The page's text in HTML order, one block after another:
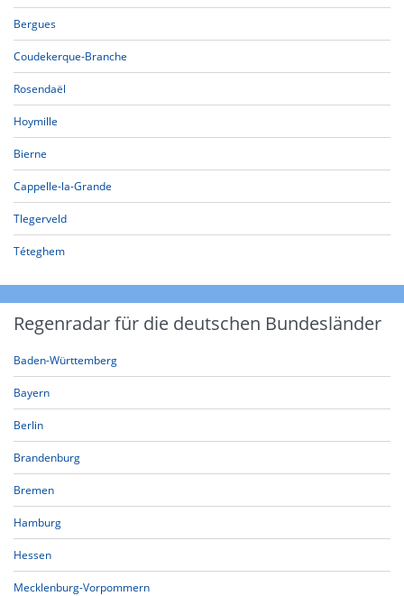
Bergues
Coudekerque-Branche
Rosendaël
Hoymille
Bierne
Cappelle-la-Grande
Tlegerveld
Téteghem
Regenradar für die deutschen Bundesländer
Baden-Württemberg
Bayern
Berlin
Brandenburg
Bremen
Hamburg
Hessen
Mecklenburg-Vorpommern